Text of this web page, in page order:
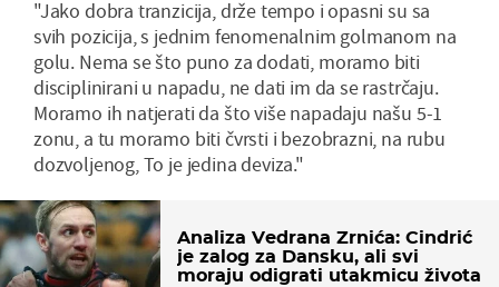
"Jako dobra tranzicija, drže tempo i opasni su sa
svih pozicija, s jednim fenomenalnim golmanom na
golu. Nema se što puno za dodati, moramo biti
disciplinirani u napadu, ne dati im da se rastrčaju.
Moramo ih natjerati da što više napadaju našu 5-1
zonu, a tu moramo biti čvrsti i bezobrazni, na rubu
dozvoljenog, To je jedina deviza."
Analiza Vedrana Zrnića: Cindrić
je zalog za Dansku, ali svi
moraju odigrati utakmicu života